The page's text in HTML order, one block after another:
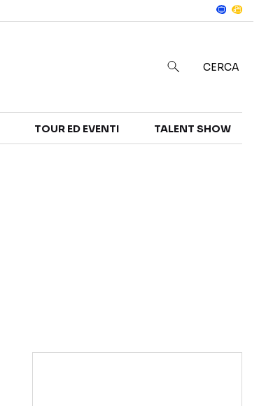
CERCA
TOUR ED EVENTI TALENT SHOW